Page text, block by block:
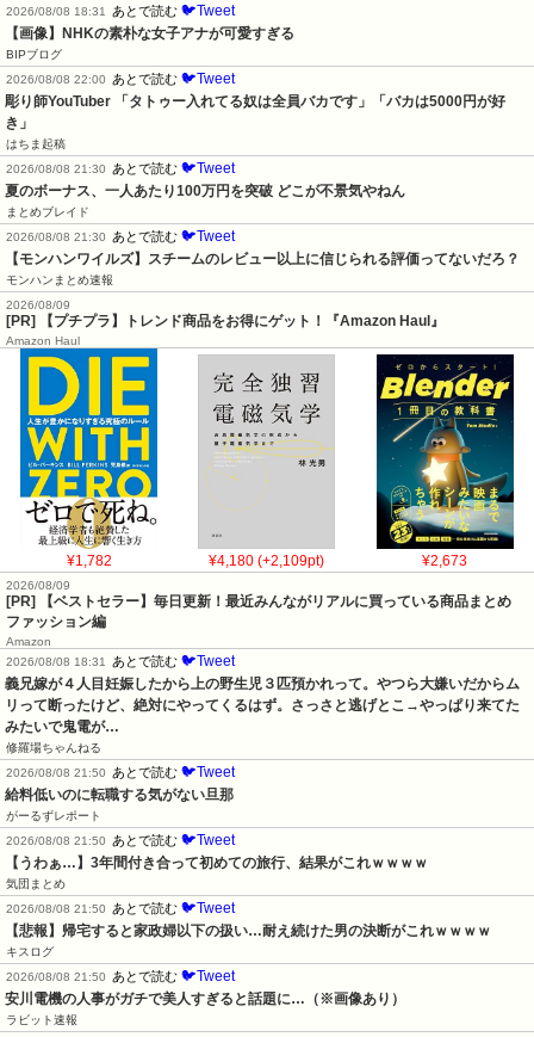
2026/08/08 18:31
あとで読む 🐦Tweet
【画像】NHKの素朴な女子アナが可愛すぎる
BIPブログ
2026/08/08 22:00
あとで読む 🐦Tweet
彫り師YouTuber 「タトゥー入れてる奴は全員バカです」「バカは5000円が好
き」
はちま起稿
2026/08/08 21:30
あとで読む 🐦Tweet
夏のボーナス、一人あたり100万円を突破 どこが不景気やねん
まとめブレイド
2026/08/08 21:30
あとで読む 🐦Tweet
【モンハンワイルズ】スチームのレビュー以上に信じられる評価ってないだろ？
モンハンまとめ速報
2026/08/09
[PR] 【プチプラ】トレンド商品をお得にゲット！『Amazon Haul』
Amazon Haul
¥1,782 ¥4,180 (+2,109pt) ¥2,673
2026/08/09
[PR] 【ベストセラー】毎日更新！最近みんながリアルに買っている商品まとめ
ファッション編
Amazon
2026/08/08 18:31
あとで読む 🐦Tweet
義兄嫁が４人目妊娠したから上の野生児３匹預かれって。やつら大嫌いだからム
リって断ったけど、絶対にやってくるはず。さっさと逃げとこ→やっぱり来てた
みたいで鬼電が…
修羅場ちゃんねる
2026/08/08 21:50
あとで読む 🐦Tweet
給料低いのに転職する気がない旦那
がーるずレポート
2026/08/08 21:50
あとで読む 🐦Tweet
【うわぁ…】3年間付き合って初めての旅行、結果がこれｗｗｗｗ
気団まとめ
2026/08/08 21:50
あとで読む 🐦Tweet
【悲報】帰宅すると家政婦以下の扱い…耐え続けた男の決断がこれｗｗｗｗ
キスログ
2026/08/08 21:50
あとで読む 🐦Tweet
安川電機の人事がガチで美人すぎると話題に…（※画像あり）
ラビット速報